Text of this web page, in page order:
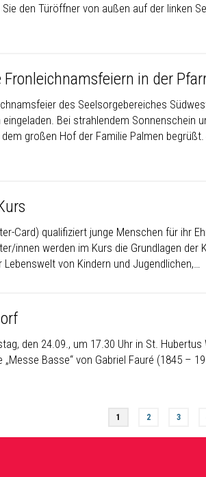
den Türöffner von außen auf der linken
Fronleichnamsfeiern in der
des Seelsorgebereiches
Bei strahlendem Sonnenschein
großen Hof der Familie Palmen
Card) qualifiziert junge Menschen für ihr
innen werden im Kurs die Grundlagen der
von Kindern und Jugendlichen,…
den 24.09., um 17.30 Uhr in St.
Basse“ von Gabriel Fauré (1845 –
1 2 3